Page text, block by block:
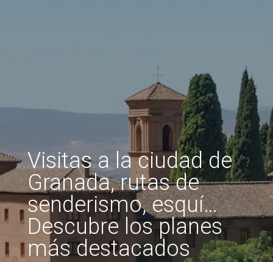
Visitas a la ciudad de
Granada, rutas de
senderismo, esquí…
Descubre los planes
más destacados